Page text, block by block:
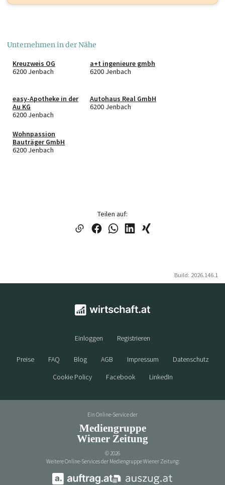
Unternehmen in der Nähe
Kreuzweis OG
6200 Jenbach
a+t ingenieure gmbh
6200 Jenbach
easy-Apotheke in der
Au KG
6200 Jenbach
Autohaus Real GmbH
6200 Jenbach
Wohnpassion
Bauträger GmbH
6200 Jenbach
Teilen auf:
Build: 2026.146.1
Einloggen Registrieren
Preise FAQ Blog AGB Impressum
Datenschutz
Cookie Policy
Facebook LinkedIn
Ein Online-Service der
Mediengruppe
Wiener Zeitung
© 2026
Weitere Online-Services der Mediengruppe Wiener Zeitung: